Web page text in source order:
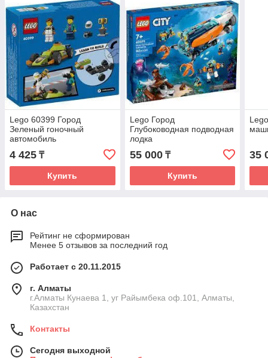
Lego 60399 Город
Зеленый гоночный
автомобиль
4 425 ₸
Купить
Lego Город
Глубоководная подводная
лодка
55 000₸
Купить
35
О нас
Рейтинг не сформирован
Менее 5 отзывов за последний год
Работает с 20.11.2015
г. Алматы
г.Алматы Кунаева 1, уг Райымбека оф.101, Алматы,
Казахстан
Контакты
Сегодня выходной